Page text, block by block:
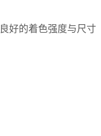
好的着色强度与尺寸